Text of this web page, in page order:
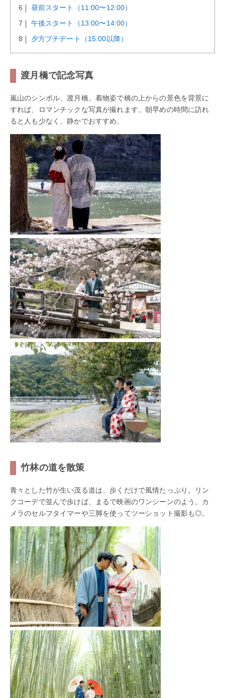
昼前スタート（11:00〜12:00）
午後スタート（13:00〜14:00）
夕方プチデート（15:00以降）
渡月橋で記念写真
嵐山のシンボル、渡月橋。着物姿で橋の上からの景色を背景に
すれば、ロマンチックな写真が撮れます。朝早めの時間に訪れ
ると人も少なく、静かでおすすめ。
竹林の道を散策
青々とした竹が生い茂る道は、歩くだけで風情たっぷり。リン
クコーデで並んで歩けば、まるで映画のワンシーンのよう。カ
メラのセルフタイマーや三脚を使ってツーショット撮影も◎。